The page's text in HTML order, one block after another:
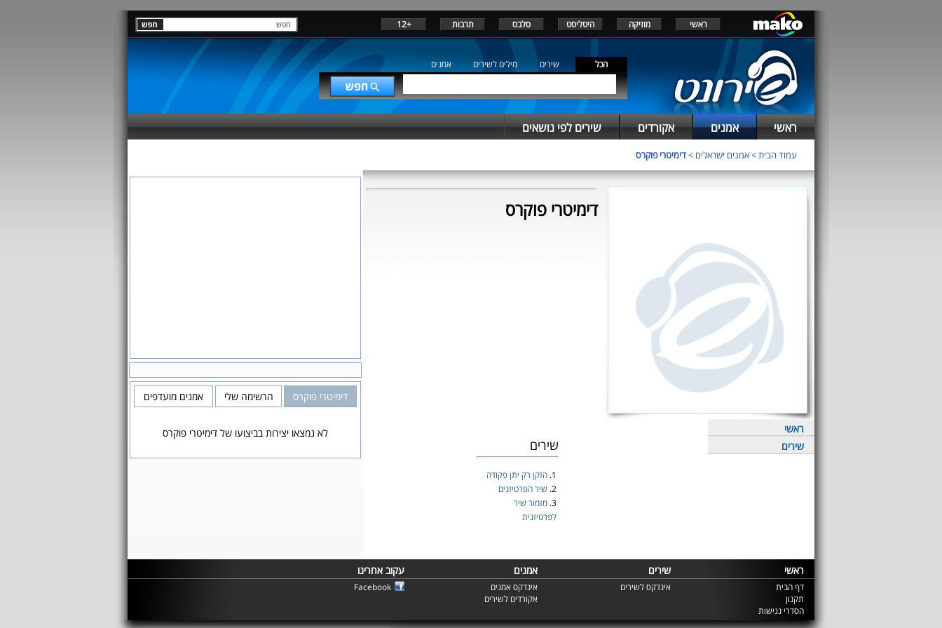
ראשי מוזיקה היטליסט סלבס תרבות +12
הכל שירים מילים לשירים אמנים
ראשי אמנים אקורדים שירים לפי נושאים
עמוד הבית>אמנים ישראלים >דימיטרי פוקרס
דימיטרי פוקרס
ראשי
שירים
שירים
1. הזקן רק יתן פקודה
2. שיר הפרטיזנים
3. מזמור שיר
לפרטיזנית
דימיטרי פוקרס הרשימה שלי אמנים מועדפים
לא נמצאו יצירות בביצועו של דימיטרי פוקרס
ראשי שירים אמנים עקוב אחרינו
דף הבית
תקנון
הסדרי נגישות
אינדקס לשירים
אינדקס אמנים
אקורדים לשירים
Facebook